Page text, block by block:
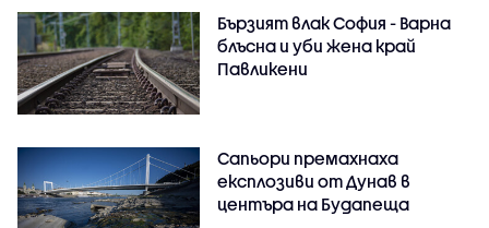
Бързият влак София - Варна
блъсна и уби жена край
Павликени
Сапьори премахнаха
експлозиви от Дунав в
центъра на Будапеща